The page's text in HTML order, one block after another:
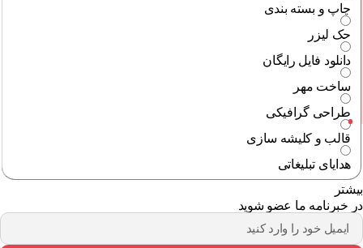
چاپ و بسته بندی
حک لیزر
دانلود فایل رایگان
ساخت مهر
طراحی گرافیکی
قالب و کلیشه سازی
هدایای تبلیغاتی
خبرنامه ما عضو شوید